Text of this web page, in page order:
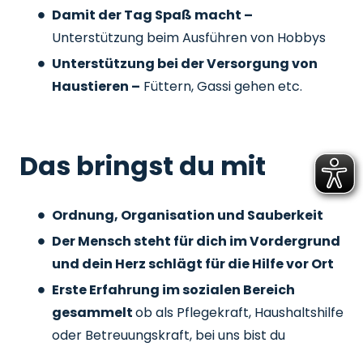
Damit der Tag Spaß macht –
Unterstützung beim Ausführen von Hobbys
Unterstützung bei der Versorgung von
Haustieren – Füttern, Gassi gehen etc.
Das bringst du mit
Ordnung, Organisation und Sauberkeit
Der Mensch steht für dich im Vordergrund
und dein Herz schlägt für die Hilfe vor Ort
Erste Erfahrung im sozialen Bereich
gesammeltob als Pflegekraft, Haushaltshilfe
oder Betreuungskraft, bei uns bist du